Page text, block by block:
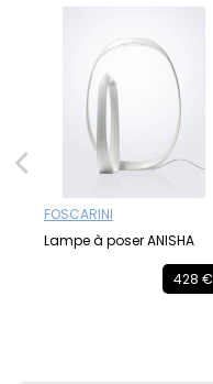
FOSCARINI
Lampe à poser ANISHA
428 €